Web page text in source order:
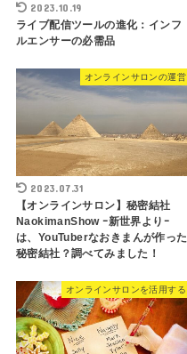
2023.10.19
ライブ配信ツールの進化：インフ
ルエンサーの必需品
オンラインサロンの運営
2023.07.31
【オンラインサロン】秘密結社
NaokimanShow ｰ新世界よりｰ
は、YouTuberなおきまんが作った
秘密結社？調べてみました！
オンラインサロンを活用する